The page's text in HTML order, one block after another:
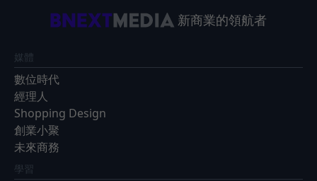
新商業的領航者
媒體
數位時代
經理人
Shopping Design
創業小聚
未來商務
學習